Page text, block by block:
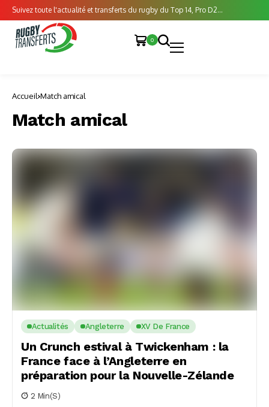
Suivez toute l'actualité et transferts du rugby du Top 14, Pro D2...
0
Accueil Match amical
Match amical
Actualités Angleterre XV De France
Un Crunch estival à Twickenham : la
France face à l’Angleterre en
préparation pour la Nouvelle-Zélande
2 Min(s)